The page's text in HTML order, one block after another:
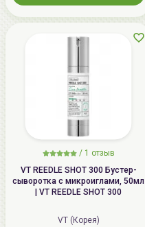
/ 1 отзыв
VT REEDLE SHOT 300 Бустер-
сыворотка с микроиглами, 50мл
| VT REEDLE SHOT 300
VT (Корея)